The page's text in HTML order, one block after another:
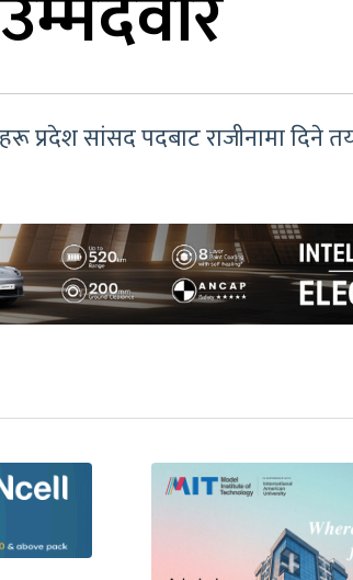
प्रदेश सांसद पदबाट राजीनामा दिने